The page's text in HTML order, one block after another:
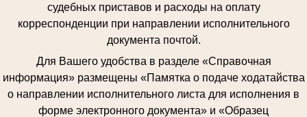
судебных приставов и расходы на оплату
корреспонденции при направлении исполнительного
документа почтой.
Для Вашего удобства в разделе «Справочная
информация» размещены «Памятка о подаче ходатайства
о направлении исполнительного листа для исполнения в
форме электронного документа» и «Образец